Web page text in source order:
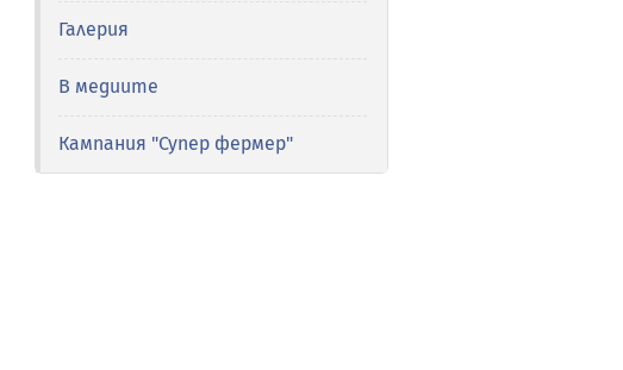
Галерия
В медиите
Кампания "Супер фермер"